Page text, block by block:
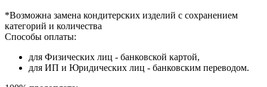
*Возможна замена кондитерских изделий с сохранением
категорий и количества
Способы оплаты:
для Физических лиц - банковской картой,
для ИП и Юридических лиц - банковским переводом.